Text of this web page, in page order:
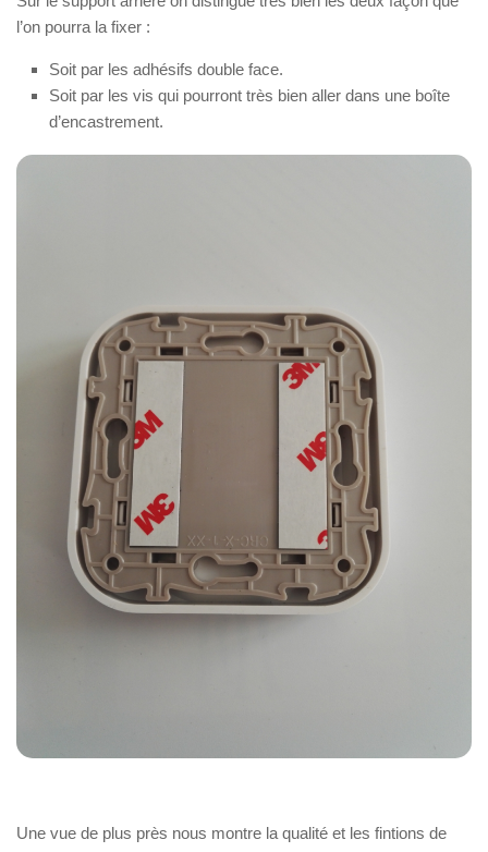
l’on pourra la fixer :
Soit par les adhésifs double face.
Soit par les vis qui pourront très bien aller dans une boîte
d’encastrement.
Une vue de plus près nous montre la qualité et les fintions de